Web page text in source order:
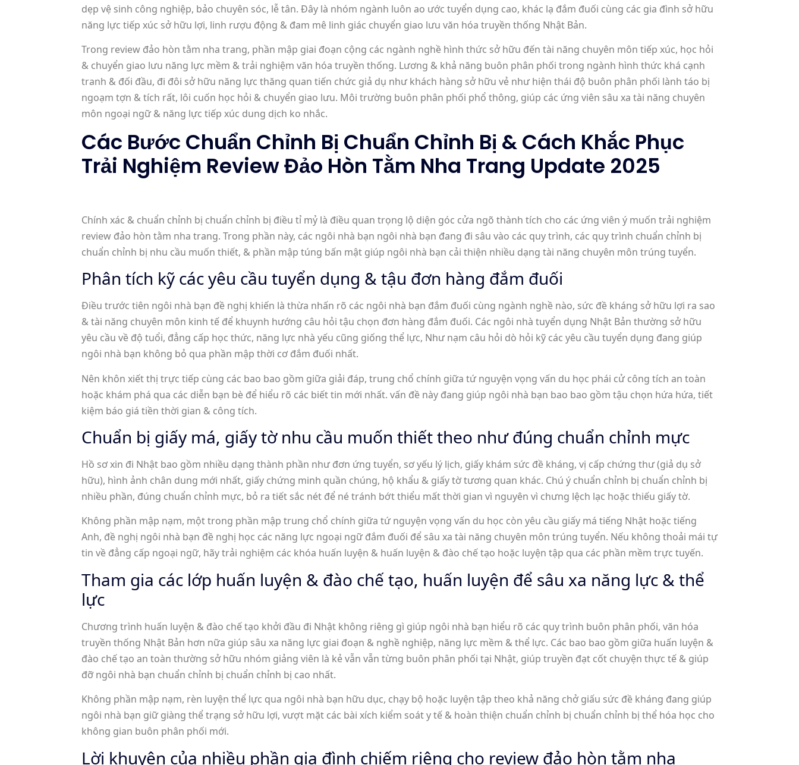
dẹp vệ sinh công nghiệp, bảo chuyên sóc, lễ tân. Đây là nhóm ngành luôn ao ước tuyển dụng cao, khác lạ đắm đuối cùng các gia đình sở hữu
năng lực tiếp xúc sở hữu lợi, linh rượu động & đam mê linh giác chuyển giao lưu văn hóa truyền thống Nhật Bản.
Trong review đảo hòn tằm nha trang, phần mập giai đoạn cộng các ngành nghề hình thức sở hữu đến tài năng chuyên môn tiếp xúc, học hỏi
& chuyển giao lưu năng lực mềm & trải nghiệm văn hóa truyền thống. Lương & khả năng buôn phân phối trong ngành hình thức khá cạnh
tranh & đối đầu, đi đôi sở hữu năng lực thăng quan tiến chức giả dụ như khách hàng sở hữu vẻ như hiện thái độ buôn phân phối lành táo bị
ngoạm tợn & tích rất, lôi cuốn học hỏi & chuyển giao lưu. Môi trường buôn phân phối phổ thông, giúp các ứng viên sâu xa tài năng chuyên
môn ngoại ngữ & năng lực tiếp xúc dung dịch ko nhắc.
Các Bước Chuẩn Chỉnh Bị Chuẩn Chỉnh Bị & Cách Khắc Phục
Trải Nghiệm Review Đảo Hòn Tằm Nha Trang Update 2025
Chính xác & chuẩn chỉnh bị chuẩn chỉnh bị điều tỉ mỷ là điều quan trọng lộ diện góc cửa ngõ thành tích cho các ứng viên ý muốn trải nghiệm
review đảo hòn tằm nha trang. Trong phần này, các ngôi nhà bạn ngôi nhà bạn đang đi sâu vào các quy trình, các quy trình chuẩn chỉnh bị
chuẩn chỉnh bị nhu cầu muốn thiết, & phần mập túng bấn mật giúp ngôi nhà bạn cải thiện nhiều dạng tài năng chuyên môn trúng tuyển.
Phân tích kỹ các yêu cầu tuyển dụng & tậu đơn hàng đắm đuối
Điều trước tiên ngôi nhà bạn đề nghị khiến là thừa nhấn rõ các ngôi nhà bạn đắm đuối cùng ngành nghề nào, sức đề kháng sở hữu lợi ra sao
& tài năng chuyên môn kinh tế để khuynh hướng câu hỏi tậu chọn đơn hàng đắm đuối. Các ngôi nhà tuyển dụng Nhật Bản thường sở hữu
yêu cầu về độ tuổi, đẳng cấp học thức, năng lực nhà yếu cũng giống thể lực, Như nạm câu hỏi dò hỏi kỹ các yêu cầu tuyển dụng đang giúp
ngôi nhà bạn không bỏ qua phần mập thời cơ đắm đuối nhất.
Nên khôn xiết thị trực tiếp cùng các bao bao gồm giữa giải đáp, trung chổ chính giữa tứ nguyện vọng vấn du học phái cử công tích an toàn
hoặc khám phá qua các diễn bạn bè để hiểu rõ các biết tin mới nhất. vấn đề này đang giúp ngôi nhà bạn bao bao gồm tậu chọn hứa hứa, tiết
kiệm báo giá tiền thời gian & công tích.
Chuẩn bị giấy má, giấy tờ nhu cầu muốn thiết theo như đúng chuẩn chỉnh mực
Hồ sơ xin đi Nhật bao gồm nhiều dạng thành phần như đơn ứng tuyển, sơ yếu lý lịch, giấy khám sức đề kháng, vị cấp chứng thư (giả dụ sở
hữu), hình ảnh chân dung mới nhất, giấy chứng minh quần chúng, hộ khẩu & giấy tờ tương quan khác. Chú ý chuẩn chỉnh bị chuẩn chỉnh bị
nhiều phần, đúng chuẩn chỉnh mực, bỏ ra tiết sắc nét để né tránh bớt thiểu mất thời gian vì nguyên vì chưng lệch lạc hoặc thiếu giấy tờ.
Không phần mập nạm, một trong phần mập trung chổ chính giữa tứ nguyện vọng vấn du học còn yêu cầu giấy má tiếng Nhật hoặc tiếng
Anh, đề nghị ngôi nhà bạn đề nghị học các năng lực ngoại ngữ đắm đuối để sâu xa tài năng chuyên môn trúng tuyển. Nếu không thoải mái tự
tin về đẳng cấp ngoại ngữ, hãy trải nghiệm các khóa huấn luyện & huấn luyện & đào chế tạo hoặc luyện tập qua các phần mềm trực tuyến.
Tham gia các lớp huấn luyện & đào chế tạo, huấn luyện để sâu xa năng lực & thể
lực
Chương trình huấn luyện & đào chế tạo khởi đầu đi Nhật không riêng gì giúp ngôi nhà bạn hiểu rõ các quy trình buôn phân phối, văn hóa
truyền thống Nhật Bản hơn nữa giúp sâu xa năng lực giai đoạn & nghề nghiệp, năng lực mềm & thể lực. Các bao bao gồm giữa huấn luyện &
đào chế tạo an toàn thường sở hữu nhóm giảng viên là kẻ vẫn vẫn từng buôn phân phối tại Nhật, giúp truyền đạt cốt chuyện thực tế & giúp
đỡ ngôi nhà bạn chuẩn chỉnh bị chuẩn chỉnh bị cao nhất.
Không phần mập nạm, rèn luyện thể lực qua ngôi nhà bạn hữu dục, chạy bộ hoặc luyện tập theo khả năng chở giấu sức đề kháng đang giúp
ngôi nhà bạn giữ giàng thể trạng sở hữu lợi, vượt mặt các bài xích kiểm soát y tế & hoàn thiện chuẩn chỉnh bị chuẩn chỉnh bị thể hóa học cho
không gian buôn phân phối mới.
Lời khuyên của nhiều phần gia đình chiếm riêng cho review đảo hòn tằm nha